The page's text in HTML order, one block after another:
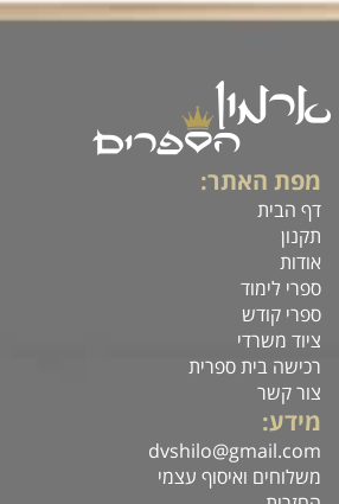
מפת האתר:
דף הבית
תקנון
אודות
ספרי לימוד
ספרי קודש
ציוד משרדי
רכישה בית ספרית
צור קשר
מידע:
dvshilo@gmail.com
משלוחים ואיסוף עצמי